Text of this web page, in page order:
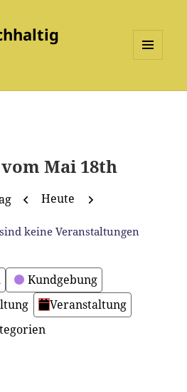
WIDGETS
Mai 18th
Zurück
Heute Weiter
keine Veranstaltungen
Kundgebung
Veranstaltung